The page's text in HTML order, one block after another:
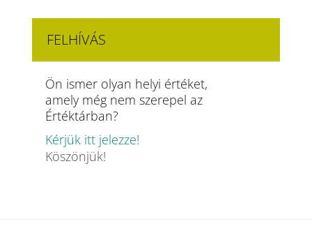
FELHÍVÁS
Ön ismer olyan helyi értéket,
amely még nem szerepel az
Értéktárban?
Kérjük itt jelezze!
Köszönjük!